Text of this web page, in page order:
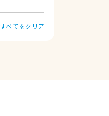
すべてをクリア